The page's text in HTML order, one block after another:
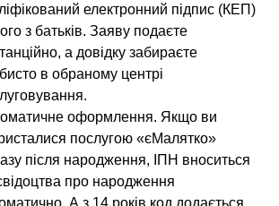
електронний підпис (КЕП)
з батьків. Заяву подаєте
а довідку забираєте
в обраному центрі
оформлення. Якщо ви
послугою «єМалятко»
після народження, ІПН вноситься
про народження
А з 14 років код додається